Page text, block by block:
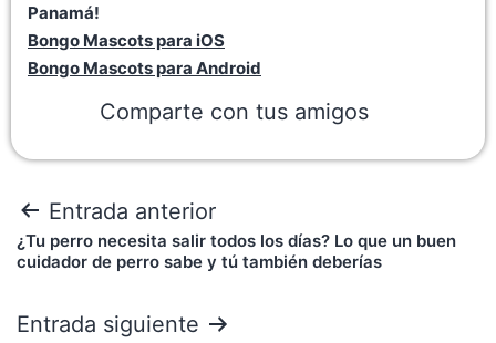
Panamá!
Bongo Mascots para iOS
Bongo Mascots para Android
Comparte con tus amigos
Entrada anterior
¿Tu perro necesita salir todos los días? Lo que un buen
cuidador de perro sabe y tú también deberías
Entrada siguiente